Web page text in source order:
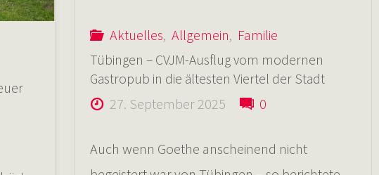
Filmcafé
am
24.
April"
Aktuelles, Allgemein, Familie
Tübingen – CVJM-Ausflug vom modernen
Gastropub in die ältesten Viertel der Stadt
27. September 2025 0
Auch wenn Goethe anscheinend nicht